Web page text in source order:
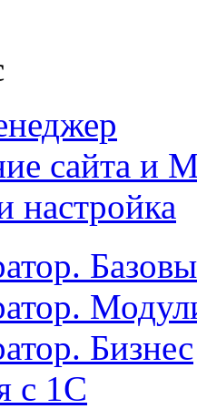
сайта и
настройка
Бизнес
с 1С